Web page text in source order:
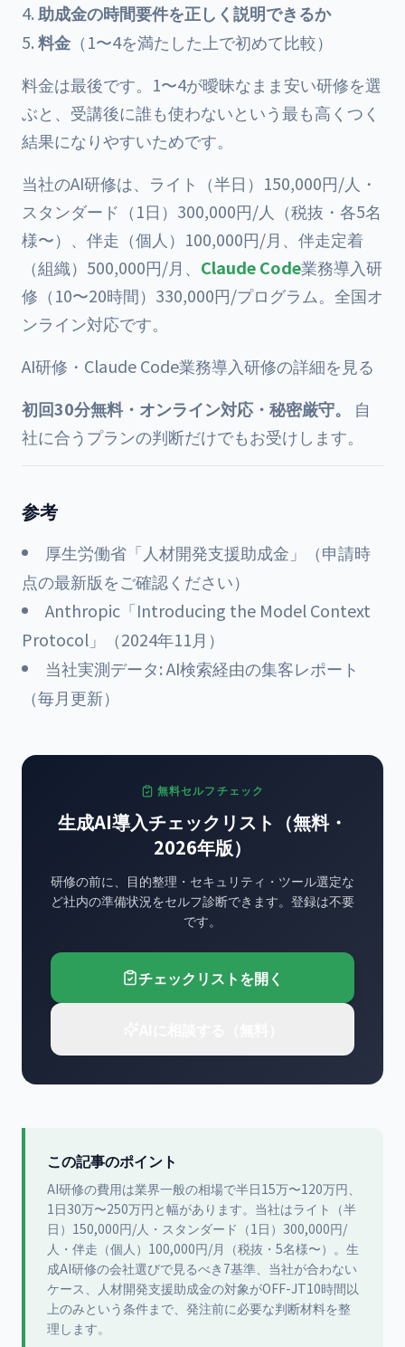
助成金の時間要件を正しく説明できるか
料金 （1〜4を満たした上で初めて比較）
料金は最後です。1〜4が曖昧なまま安い研修を選
ぶと、受講後に誰も使わないという最も高くつく
結果になりやすいためです。
当社のAI研修は、ライト（半日）150,000円/人・
スタンダード（1日）300,000円/人（税抜・各5名
様〜）、伴走（個人）100,000円/月、伴走定着
（組織）500,000円/月、 Claude Code業務導入研
修（10〜20時間）330,000円/プログラム。全国オ
ンライン対応です。
AI研修・Claude Code業務導入研修の詳細を見る
初回30分無料・オンライン対応・秘密厳守。
自
社に合うプランの判断だけでもお受けします。
参考
厚生労働省「人材開発支援助成金」（申請時
点の最新版をご確認ください）
Anthropic「Introducing the Model Context
Protocol」（2024年11月）
当社実測データ:AI検索経由の集客レポート
（毎月更新）
無料セルフチェック
生成AI導入チェックリスト（無料・
2026年版）
研修の前に、目的整理・セキュリティ・ツール選定な
ど社内の準備状況をセルフ診断できます。登録は不要
です。
チェックリストを開く
この記事のポイント
AI研修の費用は業界一般の相場で半日15万〜120万円、
1日30万〜250万円と幅があります。当社はライト（半
日）150,000円/人・スタンダード（1日）300,000円/
人・伴走（個人）100,000円/月（税抜・5名様〜）。生
成AI研修の会社選びで見るべき7基準、当社が合わない
ケース、人材開発支援助成金の対象がOFF-JT10時間以
上のみという条件まで、発注前に必要な判断材料を整
理します。